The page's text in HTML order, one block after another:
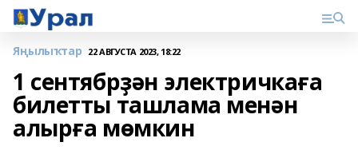
Яңылыҡтар 22 АВГУСТА 2023, 18:22
1 сентябрҙән электричкаға
билетты ташлама менән
алырға мөмкин